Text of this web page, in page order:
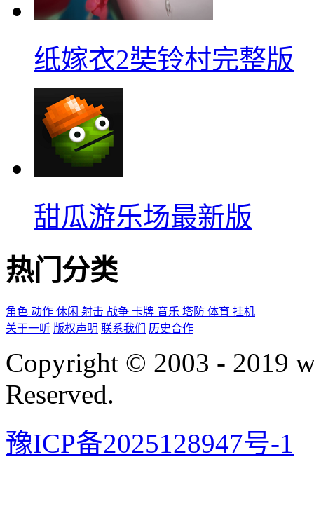
纸嫁衣2奘铃村完整版
甜瓜游乐场最新版
热门分类
角色 动作 休闲 射击 战争 卡牌 音乐 塔防 体育 挂机
关于一听 版权声明 联系我们 历史合作
Copyright © 2003 - 2019
Reserved.
豫ICP备2025128947号-1